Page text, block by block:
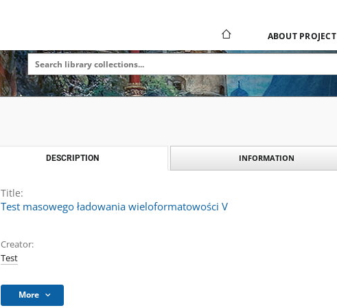
ABOUT PROJECT
DESCRIPTION INFORMATION
Title:
Test masowego ładowania wieloformatowości V
Creator:
Test
More